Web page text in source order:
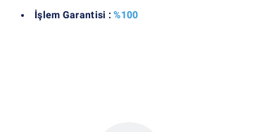
İşlem Garantisi : %100